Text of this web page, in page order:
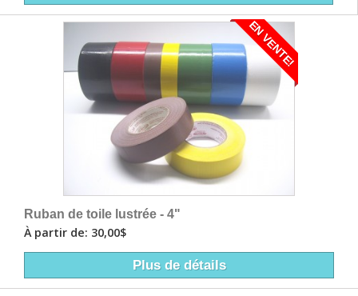
EN VENTE!
Ruban de toile lustrée - 4"
À partir de: 30,00$
Plus de détails